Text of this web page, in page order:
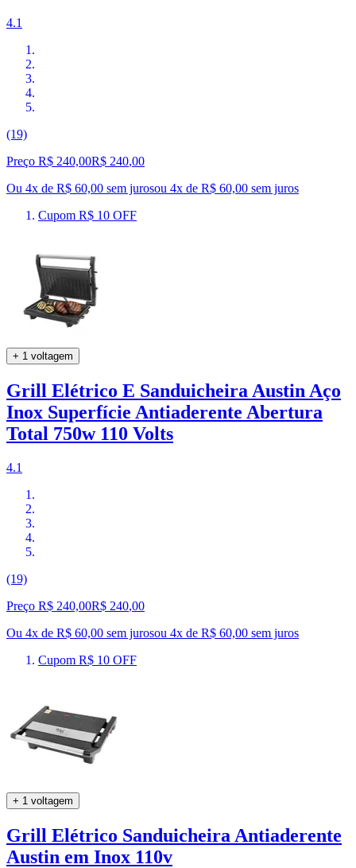
4.1
(19)
Preço R$ 240,00R$ 240,00
Ou 4x de R$ 60,00 sem jurosou 4x de R$ 60,00 sem juros
Cupom R$ 10 OFF
+ 1 voltagem
Grill Elétrico E Sanduicheira Austin Aço
Inox Superfície Antiaderente Abertura
Total 750w 110 Volts
4.1
(19)
Preço R$ 240,00R$ 240,00
Ou 4x de R$ 60,00 sem jurosou 4x de R$ 60,00 sem juros
Cupom R$ 10 OFF
+ 1 voltagem
Grill Elétrico Sanduicheira Antiaderente
Austin em Inox 110v